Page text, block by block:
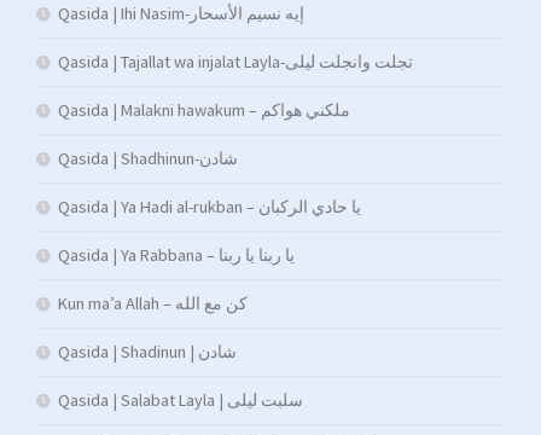
Qasida | Ihi Nasim-إيه نسيم الأسحار
Qasida | Tajallat wa injalat Layla-تجلت وانجلت ليلى
Qasida | Malakni hawakum – ملكني هواكم
Qasida | Shadhinun-شادن
Qasida | Ya Hadi al-rukban – يا حادي الركبان
Qasida | Ya Rabbana – يا ربنا يا ربنا
Kun ma’a Allah – كن مع الله
Qasida | Shadinun | شادن
Qasida | Salabat Layla | سلبت ليلى